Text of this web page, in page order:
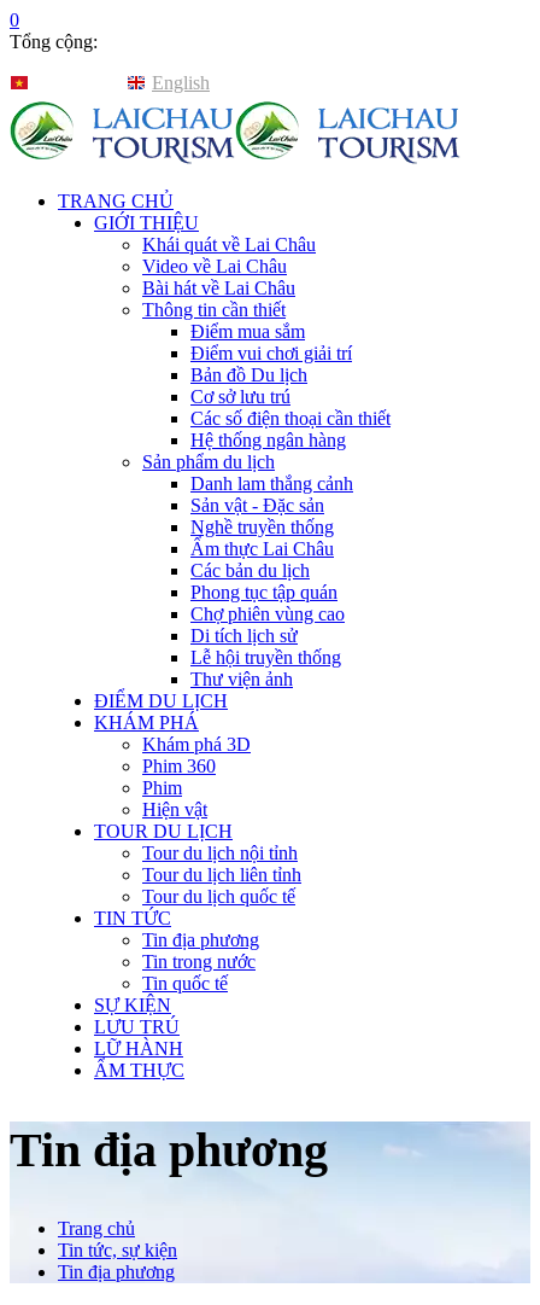
0
Tổng cộng:
English
TRANG CHỦ
GIỚI THIỆU
Khái quát về Lai Châu
Video về Lai Châu
Bài hát về Lai Châu
Thông tin cần thiết
Điểm mua sắm
Điểm vui chơi giải trí
Bản đồ Du lịch
Cơ sở lưu trú
Các số điện thoại cần thiết
Hệ thống ngân hàng
Sản phẩm du lịch
Danh lam thắng cảnh
Sản vật - Đặc sản
Nghề truyền thống
Ẩm thực Lai Châu
Các bản du lịch
Phong tục tập quán
Chợ phiên vùng cao
Di tích lịch sử
Lễ hội truyền thống
Thư viện ảnh
ĐIỂM DU LỊCH
KHÁM PHÁ
Khám phá 3D
Phim 360
Phim
Hiện vật
TOUR DU LỊCH
Tour du lịch nội tỉnh
Tour du lịch liên tỉnh
Tour du lịch quốc tế
TIN TỨC
Tin địa phương
Tin trong nước
Tin quốc tế
SỰ KIỆN
LƯU TRÚ
LỮ HÀNH
ẨM THỰC
Tin địa phương
Trang chủ
Tin tức, sự kiện
Tin địa phương